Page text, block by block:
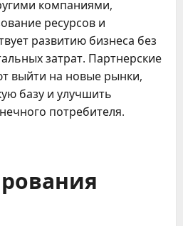
компаниями,
ресурсов и
развитию бизнеса без
затрат. Партнерские
выйти на новые рынки,
базу и улучшить
потребителя.